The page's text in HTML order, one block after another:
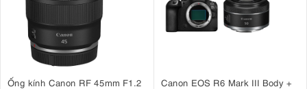
Ống kính Canon RF 45mm F1.2
Canon EOS R6 Mark III Body +